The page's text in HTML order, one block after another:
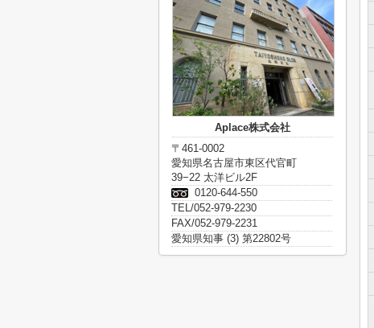
Aplace株式会社
〒461-0002
愛知県名古屋市東区代官町
39−22 太洋ビル2F
0120-644-550
TEL/052-979-2230
FAX/052-979-2231
愛知県知事 (3) 第22802号